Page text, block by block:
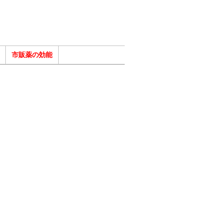
市販薬の効能